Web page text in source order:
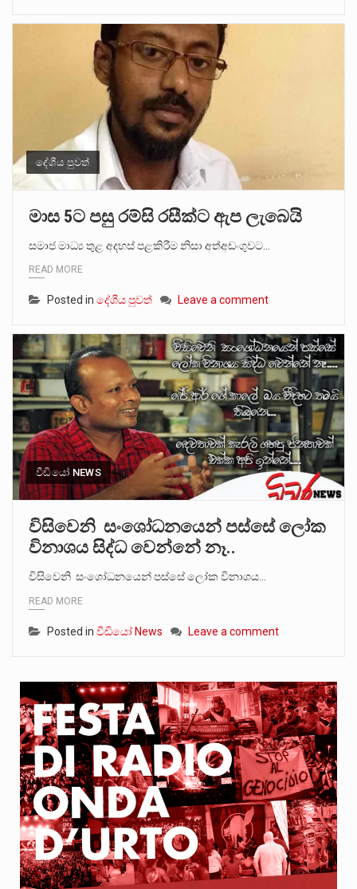
දේශීය පුවත්
මාස 5ට පසු රම්සි රසීක්ට ඇප ලැබෙයි
සමාජ මාධ්‍ය තුළ අදහස් පළකිරීම නිසා අත්අඩංගුවට…
READ MORE
Posted in දේශීය පුවත් Leave a comment
වීඩියෝ NEWS
විසිවෙනි සංශෝධනයෙන් පස්සේ ලෝක
විනාශය සිද්ධ වෙන්නේ නෑ..
විසිවෙනි සංශෝධනයෙන් පස්සේ ලෝක විනාශය…
READ MORE
Posted in වීඩියෝ News Leave a comment